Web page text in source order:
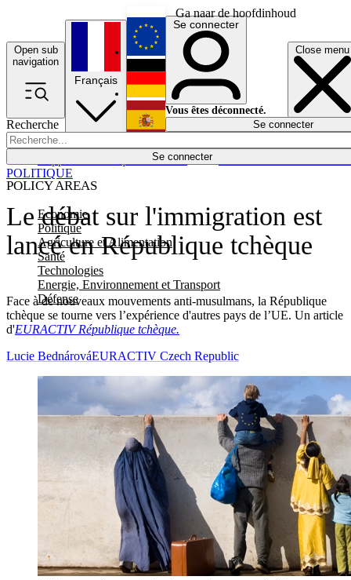
Ga naar de hoofdinhoud
Open sub
navigation
Close menu
Recherche
Se connecter
POLICY AREAS
Economie
Politique
Agriculture et Alimentation
Santé
Technologies
Energie, Environnement et Transport
Défense
Économie
Français
English
Deutsch
Español
Se connecter
Vous êtes déconnecté.
Se connecter
Le débat sur l'immigration est
lancé en République tchèque
Face à de nouveaux mouvements anti-musulmans, la République
tchèque se tourne vers l’expérience d'autres pays de l’UE. Un article
d'EURACTIVRépublique tchèque.
POLITIQUE
Lucie BednárováEURACTIV Czech Republic